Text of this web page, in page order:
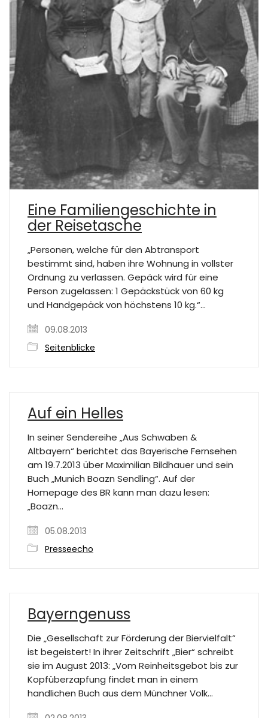
Eine Familiengeschichte in
der Reisetasche
„Personen, welche für den Abtransport
bestimmt sind, haben ihre Wohnung in vollster
Ordnung zu verlassen. Gepäck wird für eine
Person zugelassen: 1 Gepäckstück von 60 kg
und Handgepäck von höchstens 10 kg.“…
09.08.2013
Seitenblicke
Auf ein Helles
In seiner Sendereihe „Aus Schwaben &
Altbayern“ berichtet das Bayerische Fernsehen
am 19.7.2013 über Maximilian Bildhauer und sein
Buch „Munich Boazn Sendling“. Auf der
Homepage des BR kann man dazu lesen:
„Boazn…
05.08.2013
Presseecho
Bayerngenuss
Die „Gesellschaft zur Förderung der Biervielfalt“
ist begeistert! In ihrer Zeitschrift „Bier“ schreibt
sie im August 2013: „Vom Reinheitsgebot bis zur
Kopfüberzapfung findet man in einem
handlichen Buch aus dem Münchner Volk…